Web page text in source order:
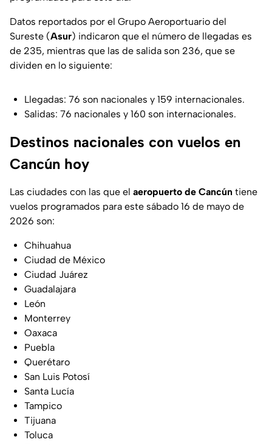
Datos reportados por el Grupo Aeroportuario del
Sureste (Asur) indicaron que el número de llegadas es
de 235, mientras que las de salida son 236, que se
dividen en lo siguiente:
Llegadas: 76 son nacionales y 159 internacionales.
Salidas: 76 nacionales y 160 son internacionales.
Destinos nacionales con vuelos en
Cancún hoy
Las ciudades con las que el aeropuerto de Cancún tiene
vuelos programados para este sábado 16 de mayo de
2026 son:
Chihuahua
Ciudad de México
Ciudad Juárez
Guadalajara
León
Monterrey
Oaxaca
Puebla
Querétaro
San Luis Potosí
Santa Lucía
Tampico
Tijuana
Toluca